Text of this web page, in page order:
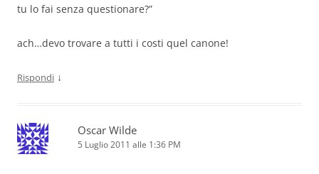
tu lo fai senza questionare?”
ach…devo trovare a tutti i costi quel canone!
Rispondi ↓
Oscar Wilde
5 Luglio 2011 alle 1:36 PM